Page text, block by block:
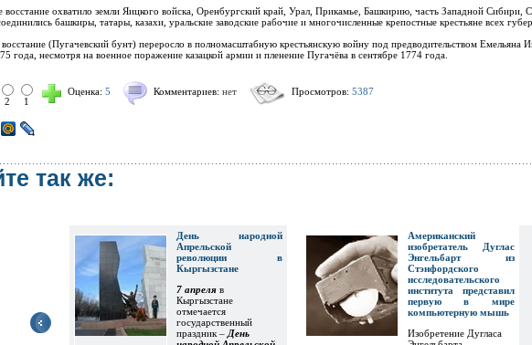
восстание охватило земли Яицкого войска, Оренбургский край, Урал, Прикамье, Башкирию, часть Западной
башкиры, татары, казахи, уральские заводские рабочие и многочисленные крепостные крестьяне всех
восстание (Пугачевский бунт) переросло в полномасштабную крестьянскую войну под предводительством Емельяна
года, несмотря на военное поражение казацкой армии и пленение Пугачёва в сентябре 1774 года.
2 1
Оценка: 5 Комментариев: нет Просмотров: 5387
так же:
День народной
Апрельской
революции в
Кыргызстане
7 апреляв
Кыргызстане
отмечается
государственный
праздник – День
Американский
изобретатель Дуглас
Энгельбарт из
Стэнфордского
исследовательского
института представил
первую в мире
компьютерную мышь
Изобретение Дугласа